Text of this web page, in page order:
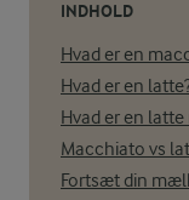
INDHOLD
Hvad er en
Hvad er en
Hvad er en
Macchiato vs
Fortsæt din